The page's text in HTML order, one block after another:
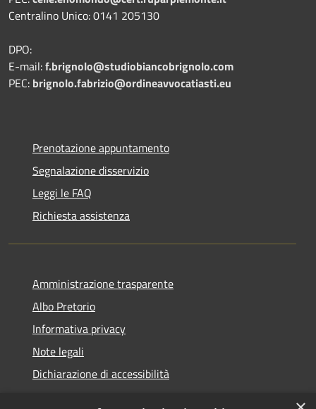
Centralino Unico: 0141 205130
DPO:
E-mail:f.brignolo@studiobiancobrignolo.com
PEC: brignolo.fabrizio@ordineavvocatiasti.eu
Prenotazione appuntamento
Segnalazione disservizio
Leggi le FAQ
Richiesta assistenza
Amministrazione trasparente
Albo Pretorio
Informativa privacy
Note legali
Dichiarazione di accessibilità